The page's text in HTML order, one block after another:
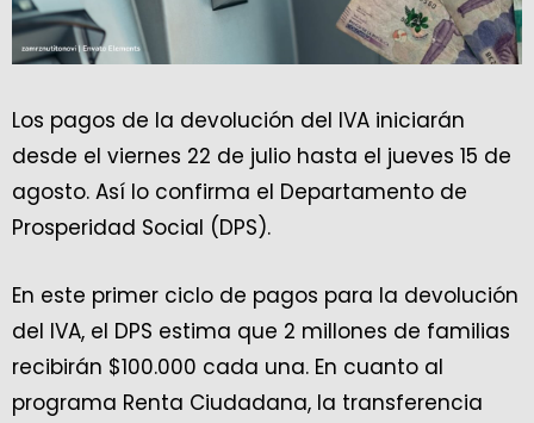
Los pagos de la devolución del IVA iniciarán
desde el viernes 22 de julio hasta el jueves 15 de
agosto. Así lo confirma el Departamento de
Prosperidad Social (DPS).
En este primer ciclo de pagos para la devolución
del IVA, el DPS estima que 2 millones de familias
recibirán $100.000 cada una. En cuanto al
programa Renta Ciudadana, la transferencia